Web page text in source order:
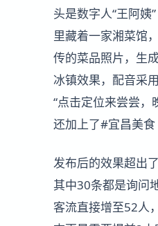
头是数字人“王阿
里藏着一家湘菜馆
传的菜品照片，生
冰镇效果，配音采
“点击定位来尝尝，
还加上了#宜昌美食
发布后的效果超出
其中30条都是询问
客流直接增至52人